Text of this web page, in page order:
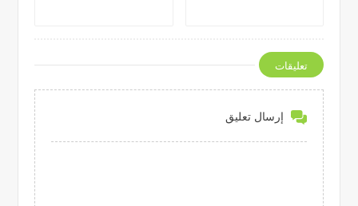
تعليقات
إرسال تعليق